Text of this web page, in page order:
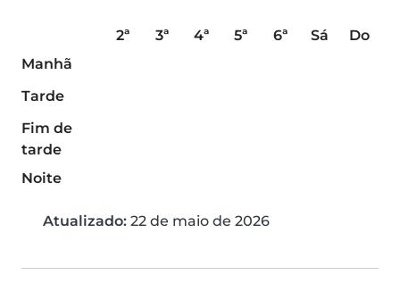
2ª 3ª 4ª 5ª 6ª Sá
Do
Manhã
Tarde
Fim de
tarde
Noite
Atualizado: 22 de maio de 2026